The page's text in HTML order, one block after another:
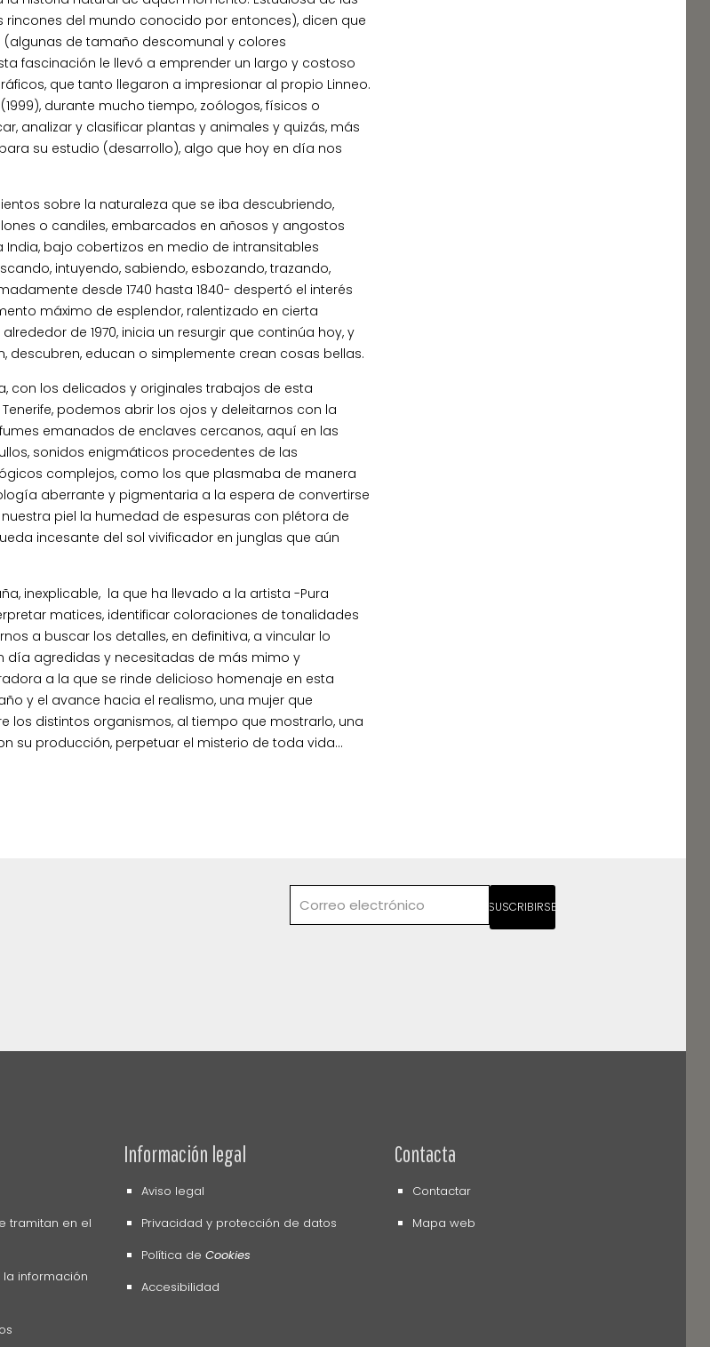
del mundo conocido por entonces), dicen que
de tamaño descomunal y colores
fascinación le llevó a emprender un largo y costoso
que tanto llegaron a impresionar al propio Linneo.
durante mucho tiempo, zoólogos, físicos o
analizar y clasificar plantas y animales y quizás, más
su estudio (desarrollo), algo que hoy en día nos
sobre la naturaleza que se iba descubriendo,
o candiles, embarcados en añosos y angostos
bajo cobertizos en medio de intransitables
intuyendo, sabiendo, esbozando, trazando,
desde 1740 hasta 1840- despertó el interés
máximo de esplendor, ralentizado en cierta
de 1970, inicia un resurgir que continúa hoy, y
descubren, educan o simplemente crean cosas bellas.
con los delicados y originales trabajos de esta
podemos abrir los ojos y deleitarnos con la
emanados de enclaves cercanos, aquí en las
sonidos enigmáticos procedentes de las
complejos, como los que plasmaba de manera
aberrante y pigmentaria a la espera de convertirse
piel la humedad de espesuras con plétora de
incesante del sol vivificador en junglas que aún
inexplicable, la que ha llevado a la artista -Pura
matices, identificar coloraciones de tonalidades
a buscar los detalles, en definitiva, a vincular lo
día agredidas y necesitadas de más mimo y
a la que se rinde delicioso homenaje en esta
y el avance hacia el realismo, una mujer que
los distintos organismos, al tiempo que mostrarlo, una
su producción, perpetuar el misterio de toda vida…
SUSCRIBIRSE
tramitan en el
información
Información legal
Aviso legal
Privacidad y protección de datos
Política de Cookies
Accesibilidad
Contacta
Contactar
Mapa web